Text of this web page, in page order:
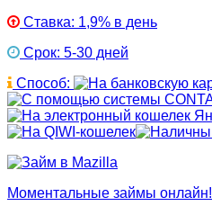
Ставка: 1,9% в день
Срок: 5-30 дней
Способ:
Моментальные займы онлайн!